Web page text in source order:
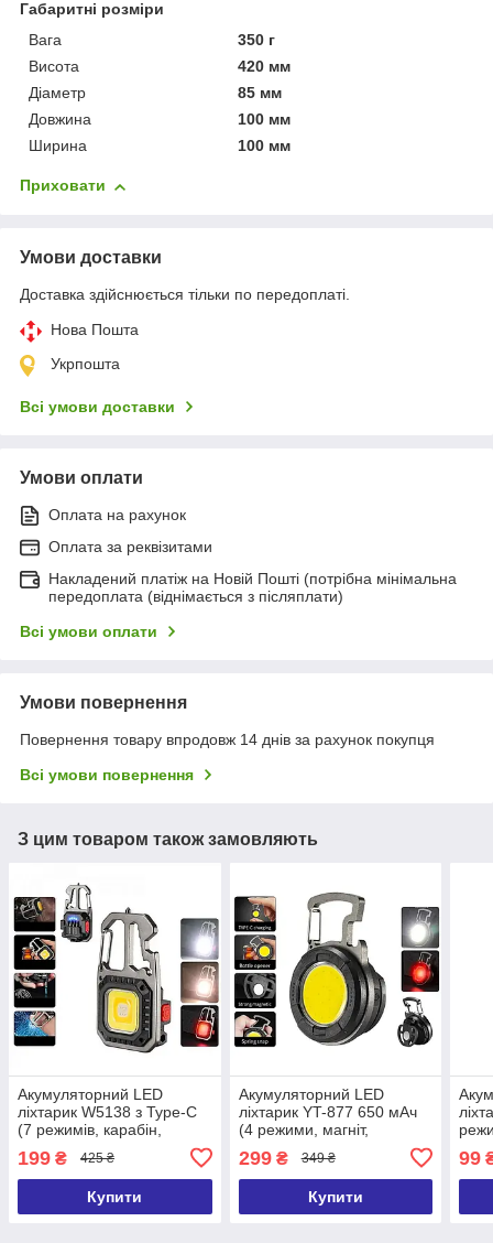
Габаритні розміри
Вага
350 г
Висота
420 мм
Діаметр
85 мм
Довжина
100 мм
Ширина
100 мм
Приховати
Умови доставки
Доставка здійснюється тільки по передоплаті.
Нова Пошта
Укрпошта
Всі умови доставки
Умови оплати
Оплата на рахунок
Оплата за реквізитами
Накладений платіж на Новій Пошті (потрібна мінімальна
передоплата (віднімається з післяплати)
Всі умови оплати
Умови повернення
Повернення товару впродовж 14 днів за рахунок покупця
Всі умови повернення
З цим товаром також замовляють
Акумуляторний LED
ліхтарик W5138 з Type-C
(7 режимів, карабін,
199 ₴ 425 ₴
Купити
Акумуляторний LED
ліхтарик YT-877 650 мАч
(4 режими, магніт,
299₴ 349 ₴
Купити
99